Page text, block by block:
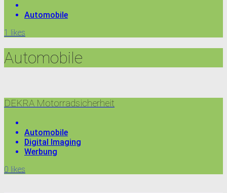
Automobile
1 likes
Automobile
DEKRA Motorradsicherheit
Automobile
Digital Imaging
Werbung
0 likes